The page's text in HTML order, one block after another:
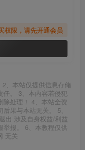
权限，请先开通会员
、本站仅提供信息存储
任。 3、本内容若侵犯
除处理！ 4、本站全资
果与本站无关。 5、
出 涉及自身权益/利益
报。 6、本教程仅供
无关